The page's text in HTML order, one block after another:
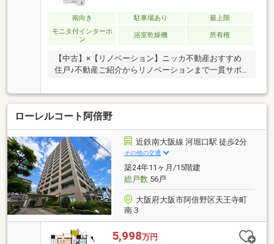
ーンやリフォームのご相談も承ります。～主なリフォ
ーム内容～システムキッチン交換、ユニットバス交換
洗面化粧台・トイレ・洗濯設備交換建具交換、壁紙貼
替、フローリング貼替・・・等
南向き 駐車場あり
最上階
モニタ付インターホ
ン
浴室乾燥機 所有権
【中古】×【リノベーション】ニッカ不動産おすすめ
住戸♪不動産ご紹介からリノベーションまで一貫サポ
売主ですので、直接お問合せでお得に購入可能です！
／▼お電話でのご予約、ご質問・お問合せはこちらま
で▼TEL：0120-15-7549【通話無料】◎空家につき即
日のご案内も可能◎気になる他物件とまとめてのご案
内も可能お気兼ねなくお問合せくださいませ。住宅ロ
ーンやリフォームのご相談も承ります。～主なリフォ
ーム内容～システムキッチン交換、ユニットバス交換
洗面化粧台・トイレ・洗濯設備交換建具交換、壁紙貼
替、フローリング貼替・・・等
ローレルコート阿倍野
近鉄南大阪線 河堀口駅 徒歩2分
その他の交通
築24年11ヶ月/15階建
総戸数56戸
大阪府大阪市阿倍野区天王寺町
南３
5,998万円